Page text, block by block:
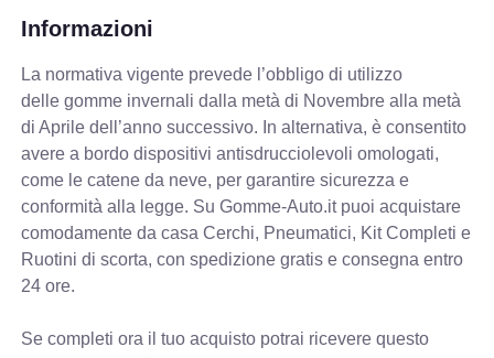
Informazioni
La normativa vigente prevede l’obbligo di utilizzo
delle gomme invernali dalla metà di Novembre alla metà
di Aprile dell’anno successivo. In alternativa, è consentito
avere a bordo dispositivi antisdrucciolevoli omologati,
come le catene da neve, per garantire sicurezza e
conformità alla legge. Su Gomme-Auto.it puoi acquistare
comodamente da casa Cerchi, Pneumatici, Kit Completi e
Ruotini di scorta, con spedizione gratis e consegna entro
24 ore.
Se completi ora il tuo acquisto potrai ricevere questo